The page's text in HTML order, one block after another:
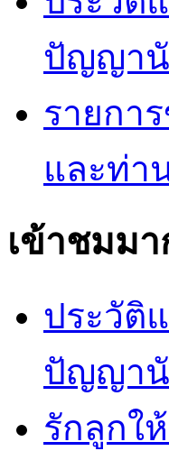
ปัญญา
รายกา
และท่า
เข้าชมม
ประวัติ
ปัญญา
รักลูกใ